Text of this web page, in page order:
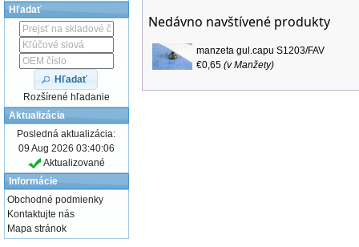
Nedávno navštívené produkty
manzeta gul.capu S1203/FAV
€0,65 (vManžety)
Hľadať
Hľadať
Rozšírené hľadanie
Aktualizácia
Posledná aktualizácia:
09 Aug 2026 03:40:06
Aktualizované
Informácie
Obchodné podmienky
Kontaktujte nás
Mapa stránok